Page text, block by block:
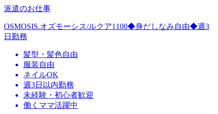
派遣のお仕事
OSMOSIS.オズモーシス/ルクア1100◆身だしなみ自由◆週3
日勤務
髪型・髪色自由
服装自由
ネイルOK
週3日以内勤務
未経験・初心者歓迎
働くママ活躍中